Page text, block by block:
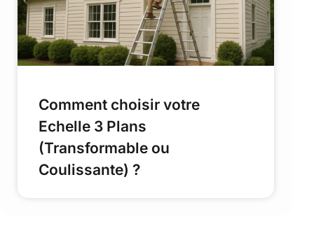
Comment choisir votre
Echelle 3 Plans
(Transformable ou
Coulissante) ?